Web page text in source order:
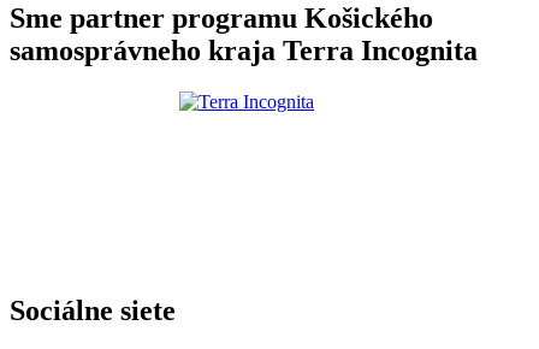
Sme partner programu Košického
samosprávneho kraja Terra Incognita
Sociálne siete